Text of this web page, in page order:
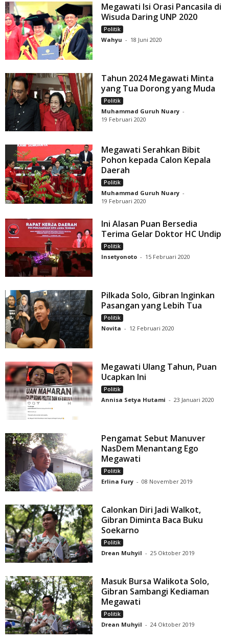
Megawati Isi Orasi Pancasila di
Wisuda Daring UNP 2020
Politik
Wahyu - 18 Juni 2020
Tahun 2024 Megawati Minta
yang Tua Dorong yang Muda
Politik
Muhammad Guruh Nuary -
19 Februari 2020
Megawati Serahkan Bibit
Pohon kepada Calon Kepala
Daerah
Politik
Muhammad Guruh Nuary -
19 Februari 2020
Ini Alasan Puan Bersedia
Terima Gelar Doktor HC Undip
Politik
Insetyonoto - 15 Februari 2020
Pilkada Solo, Gibran Inginkan
Pasangan yang Lebih Tua
Politik
Novita - 12 Februari 2020
Megawati Ulang Tahun, Puan
Ucapkan Ini
Politik
Annisa Setya Hutami - 23 Januari 2020
Pengamat Sebut Manuver
NasDem Menantang Ego
Megawati
Politik
Erlina Fury - 08 November 2019
Calonkan Diri Jadi Walkot,
Gibran Diminta Baca Buku
Soekarno
Politik
Drean Muhyil - 25 Oktober 2019
Masuk Bursa Walikota Solo,
Gibran Sambangi Kediaman
Megawati
Politik
Drean Muhyil - 24 Oktober 2019